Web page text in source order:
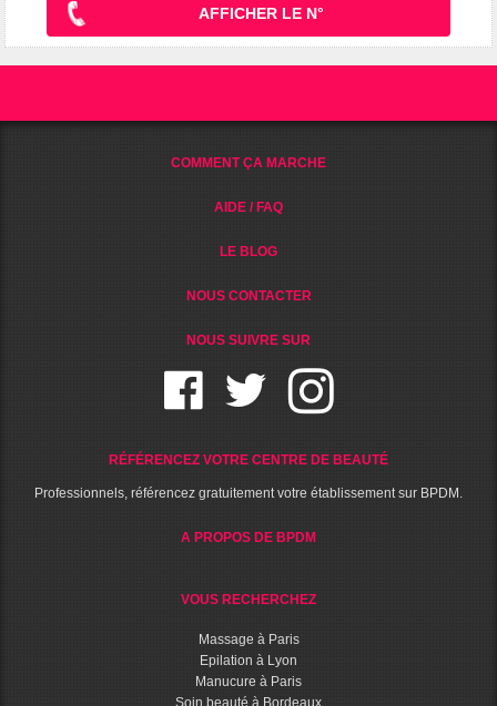
AFFICHER LE N°
COMMENT ÇA MARCHE
AIDE / FAQ
LE BLOG
NOUS CONTACTER
NOUS SUIVRE SUR
RÉFÉRENCEZ VOTRE CENTRE DE BEAUTÉ
Professionnels, référencez gratuitement votre établissement sur BPDM.
A PROPOS DE BPDM
VOUS RECHERCHEZ
Massage à Paris
Epilation à Lyon
Manucure à Paris